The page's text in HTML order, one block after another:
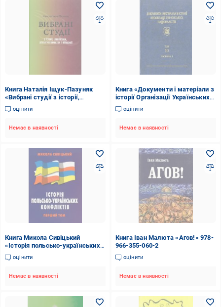
Книга Наталія Іщук-Пазуняк
«Вибрані студії з історії,
лінгвістики, літературознавства
і філософії» 978-966-355-044-2
оцінити
Немає в наявності
Книга «Документи і матеріали з
історії Організації Українських
Націоналістів. Том 10. Частина
2»
оцінити
Немає в наявності
Книга Микола Сивіцький
«Історія польсько-українських
конфліктів. Том 1» 966-7601-49-
8
оцінити
Немає в наявності
Книга Іван Малюта «Агов!» 978-
966-355-060-2
оцінити
Немає в наявності